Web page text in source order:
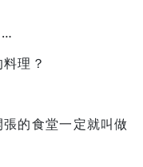
理？
的食堂一定就叫做